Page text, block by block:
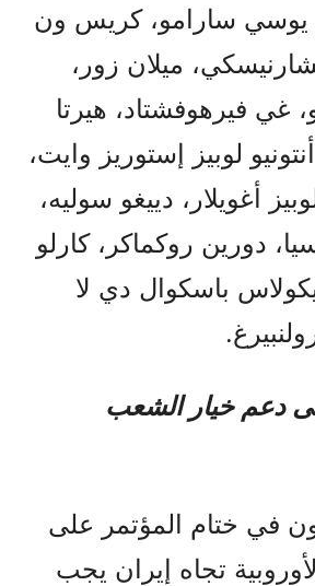
يوسي سارامو، كريس ون
ميلان زور،
غي فيرهوفشتاد، هيرتا
لوبيز إستوريز وايت،
أغويلار، دييغو سوليه،
دورين روكماكر، كارلو
باسكوال دي لا
دعم خيار الشعب
في ختام المؤتمر على
تجاه إيران يجب